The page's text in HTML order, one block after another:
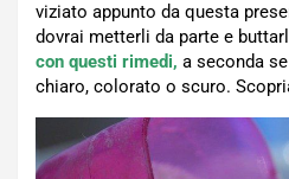
viziato appunto da questa
dovrai metterli da parte e
con questi rimedi, a seconda
chiaro, colorato o scuro.